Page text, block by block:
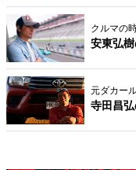
クルマの
安東弘
元ダカー
寺田昌